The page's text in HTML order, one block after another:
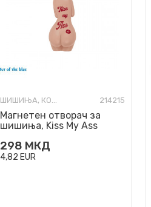
ШИШИЊА, КОЛБИ И ОТВАРАЧИ 214215
Магнетен отворач за
шишиња, Kiss My Ass
298 МКД
4,82 EUR